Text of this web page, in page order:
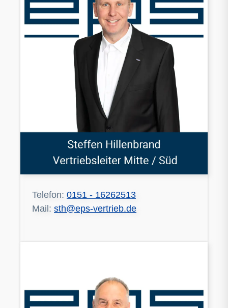
Telefon: 0151 - 16262513
Mail: sth@eps-vertrieb.de